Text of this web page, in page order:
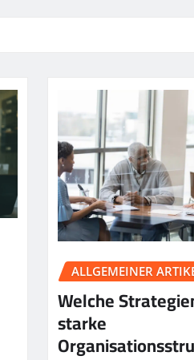
ALLGEMEINER
Welche
starke